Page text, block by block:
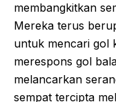
membangkitkan
Mereka terus
untuk mencari gol
merespons gol
melancarkan
sempat tercipta